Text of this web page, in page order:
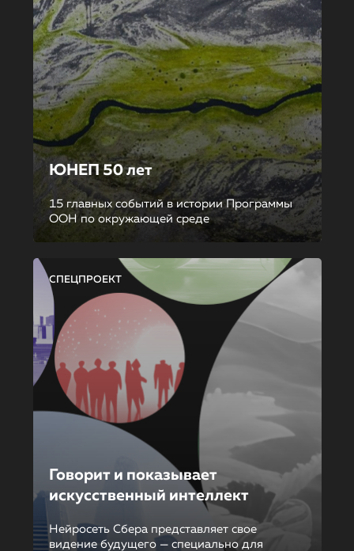
ЮНЕП 50 лет
15 главных событий в истории Программы
ООН по окружающей среде
СПЕЦПРОЕКТ
Говорит и показывает
искусственный интеллект
Нейросеть Сбера представляет свое
видение будущего — специально для